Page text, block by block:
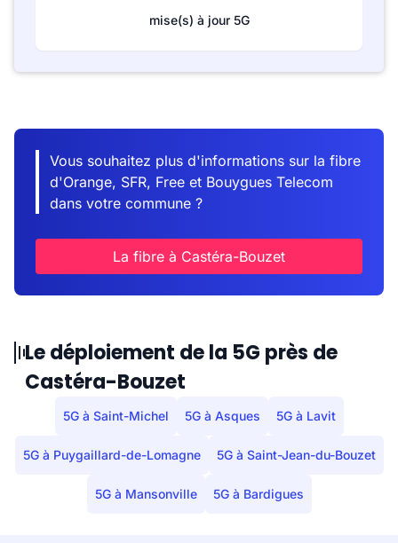
mise(s) à jour 5G
Vous souhaitez plus d'informations sur la fibre
d'Orange, SFR, Free et Bouygues Telecom
dans votre commune ?
La fibre à Castéra-Bouzet
Le déploiement de la 5G près de
Castéra-Bouzet
5G à Saint-Michel 5G à Asques 5G à Lavit
5G à Puygaillard-de-Lomagne 5G à Saint-Jean-du-Bouzet
5G à Mansonville 5G à Bardigues